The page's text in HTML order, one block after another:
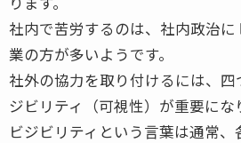
社内で苦労するのは、社内政治
業の方が多いようです。
社外の協力を取り付けるには、
ジビリティ（可視性）が重要にな
ビジビリティという言葉は通常